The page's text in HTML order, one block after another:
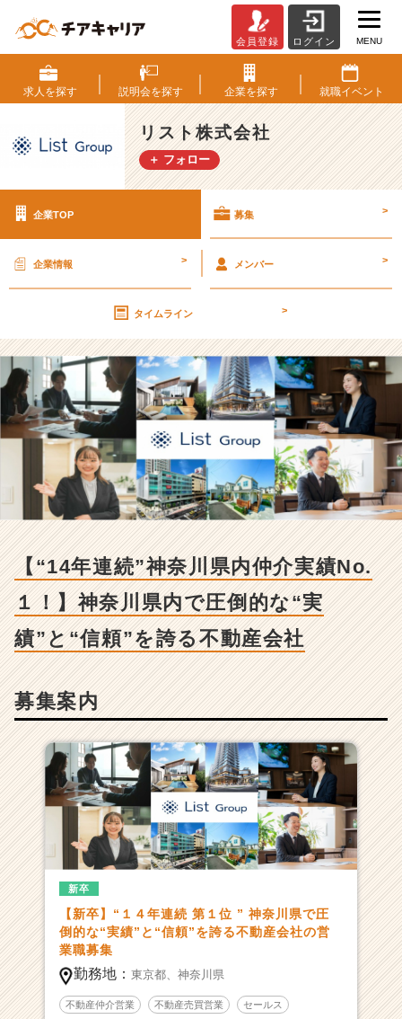
ス
ト
株
式
会
社
求
【“1
4
続”神
奈
川
内
仲
介
実
績
o.
１！】
神
奈
川
県
的
な“実
績”と“信
頼”を
誇
る
不
会
社
ベ
チ
会員登録 ログイン MENU
求人を探す 説明会を探す 企業を探す 就職イベント
リスト株式会社
＋ フォロー
企業TOP 募集 >
企業情報 > メンバー >
タイムライン >
【“14年連続”神奈川県内仲介実績No.
１！】神奈川県内で圧倒的な“実
績”と“信頼”を誇る不動産会社
募集案内
新卒
【新卒】“１４年連続 第１位 ” 神奈川県で圧
倒的な“実績”と“信頼”を誇る不動産会社の営
業職募集
勤務地： 東京都、 神奈川県
不動産仲介営業 不動産売買営業 セールス